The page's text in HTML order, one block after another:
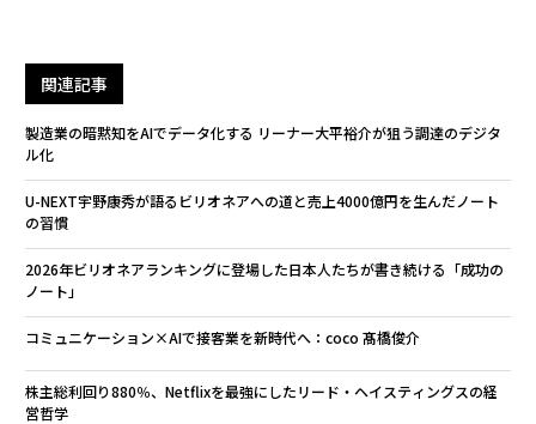
関連記事
製造業の暗黙知をAIでデータ化する リーナー大平裕介が狙う調達のデジタ
ル化
U-NEXT宇野康秀が語るビリオネアへの道と売上4000億円を生んだノート
の習慣
2026年ビリオネアランキングに登場した日本人たちが書き続ける「成功の
ノート」
コミュニケーション×AIで接客業を新時代へ：coco 髙橋俊介
株主総利回り880％、Netflixを最強にしたリード・ヘイスティングスの経
営哲学